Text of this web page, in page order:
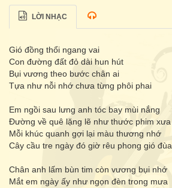
LỜI NHẠC
Gió đồng thổi ngang vai
Con đường đất đỏ dài hun hút
Bụi vương theo bước chân ai
Tựa như nỗi nhớ chưa từng phôi phai
Em ngồi sau lưng anh tóc bay mùi nắng
Đường về quê lặng lẽ như thước phim xưa
Mỗi khúc quanh gợi lại màu thương nhớ
Cây cầu tre ngày đó giờ rêu phong gió đùa
Chân anh lấm bùn tim còn vương bụi nhớ
Mắt em ngày ấy như ngọn đèn trong mưa